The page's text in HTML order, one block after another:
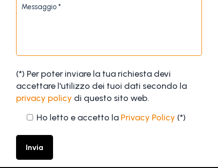
(*) Per poter inviare la tua richiesta devi
accettare l'utilizzo dei tuoi dati secondo la
privacy policy di questo sito web.
Ho letto e accetto la Privacy Policy (*)